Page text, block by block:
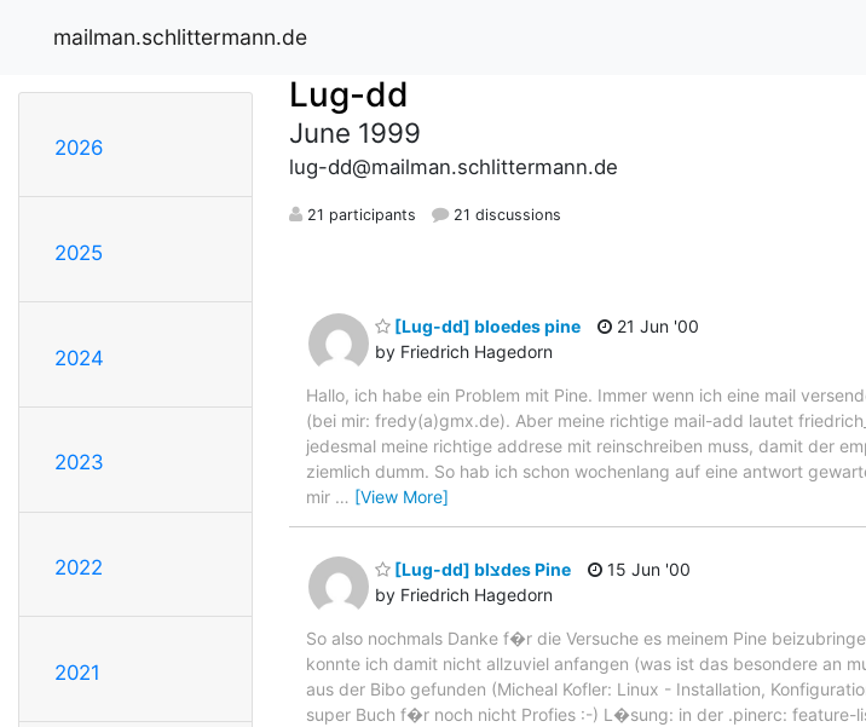
mailman.schlittermann.de
2026
2025
2024
2023
2022
2021
Lug-dd
June 1999
lug-dd@mailman.schlittermann.de
21 participants 21 discussions
[Lug-dd] bloedes pine
by Friedrich Hagedorn
21 Jun '00
Hallo, ich habe ein Problem mit Pine. Immer wenn ich eine mail
(bei mir: fredy(a)gmx.de). Aber meine richtige mail-add lautet
jedesmal meine richtige addrese mit reinschreiben muss, damit der
ziemlich dumm. So hab ich schon wochenlang auf eine antwort
mir … [View More]
[Lug-dd] blצdes Pine
by Friedrich Hagedorn
15 Jun '00
So also nochmals Danke f�r die Versuche es meinem Pine
konnte ich damit nicht allzuviel anfangen (was ist das besondere an
aus der Bibo gefunden (Micheal Kofler: Linux - Installation,
super Buch f�r noch nicht Profies :-) L�sung: in der .pinerc: feature-